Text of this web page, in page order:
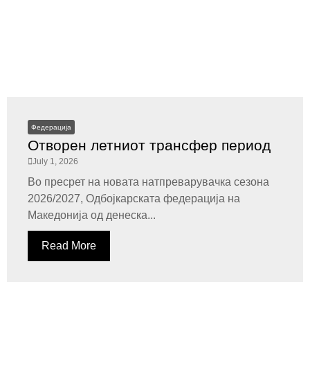
Федерација
Отворен летниот трансфер период
July 1, 2026
Во пресрет на новата натпреварувачка сезона
2026/2027, Одбојкарската федерација на
Македонија од денеска...
Read More